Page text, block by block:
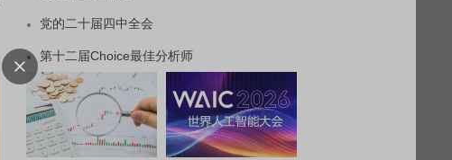
党的二十届四中全会
第十二届Choice最佳分析师